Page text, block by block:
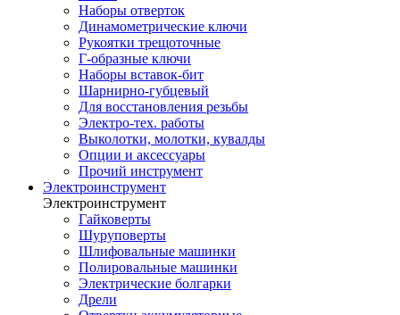
Наборы отверток
Динамометрические ключи
Рукоятки трещоточные
Г-образные ключи
Наборы вставок-бит
Шарнирно-губцевый
Для восстановления резьбы
Электро-тех. работы
Выколотки, молотки, кувалды
Опции и аксессуары
Прочий инструмент
Электроинструмент
Электроинструмент
Гайковерты
Шуруповерты
Шлифовальные машинки
Полировальные машинки
Электрические болгарки
Дрели